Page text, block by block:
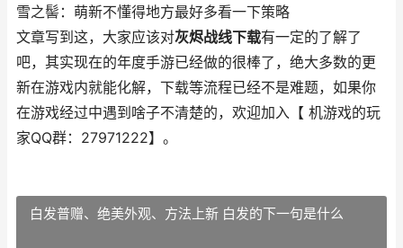
雪之髻：萌新不懂得地方最好多看一下策略
文章写到这，大家应该对灰烬战线下载有一定的了解了
吧，其实现在的年度手游已经做的很棒了，绝大多数的更
新在游戏内就能化解，下载等流程已经不是难题，如果你
在游戏经过中遇到啥子不清楚的，欢迎加入【 机游戏的玩
家QQ群：27971222】。
白发普赠、绝美外观、方法上新 白发的下一句是什么